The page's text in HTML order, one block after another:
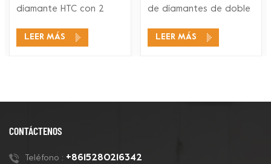
hexágonos dobles Ez
diamante HTC con 2
diamantes son
de concreto, eliminación
pulido de concreto.
LEER MÁS
Lock para piso de
de diamantes de doble
Redi Lock son
LEER MÁS
CONTÁCTENOS
Teléfono : +8615280216342